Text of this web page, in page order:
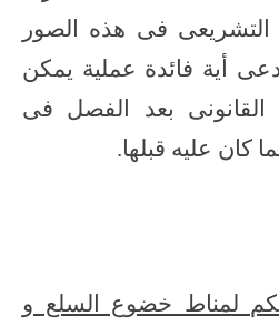
فى هذه الصور
أية فائدة عملية يمكن
القانونى بعد الفصل فى
كان عليه قبلها.
لمناط خضوع السلع و